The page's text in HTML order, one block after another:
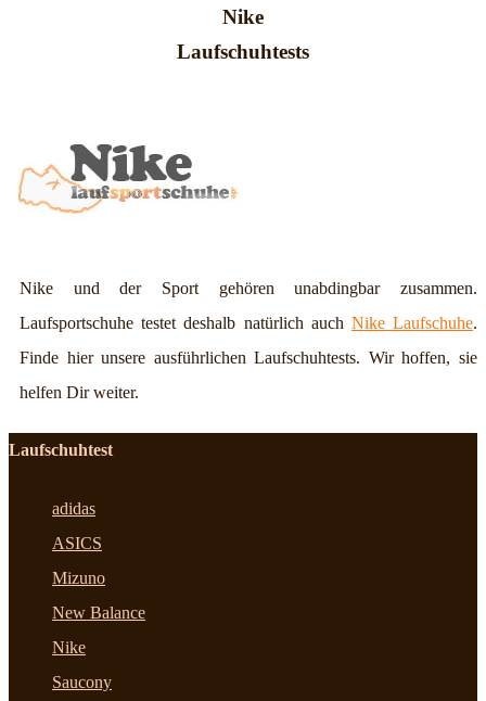
Nike
Laufschuhtests
Nike und der Sport gehören unabdingbar zusammen.
Laufsportschuhe testet deshalb natürlich auch Nike Laufschuhe.
Finde hier unsere ausführlichen Laufschuhtests. Wir hoffen, sie
helfen Dir weiter.
Laufschuhtest
adidas
ASICS
Mizuno
New Balance
Nike
Saucony